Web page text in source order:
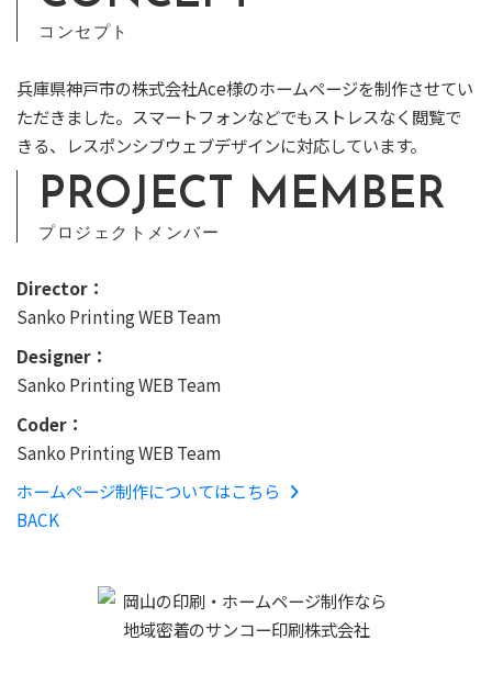
コンセプト
兵庫県神戸市の株式会社Ace様のホームページを制作させてい
ただきました。スマートフォンなどでもストレスなく閲覧で
きる、レスポンシブウェブデザインに対応しています。
PROJECT MEMBER
プロジェクトメンバー
Director：
Sanko Printing WEB Team
Designer：
Sanko Printing WEB Team
Coder：
Sanko Printing WEB Team
ホームページ制作についてはこちら
BACK